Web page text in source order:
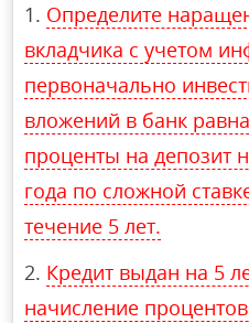
Определите
вкладчика с учетом
первоначально
вложений в банк
проценты на депозит
года по сложной
течение 5 лет.
Кредит выдан на 5
начисление